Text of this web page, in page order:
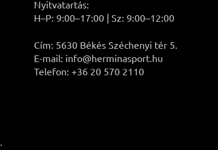
Nyitvatartás:
H–P: 9:00–17:00 | Sz: 9:00–12:00
Cím: 5630 Békés Széchenyi tér 5.
E-mail: info@herminasport.hu
Telefon: +36 20 570 2110